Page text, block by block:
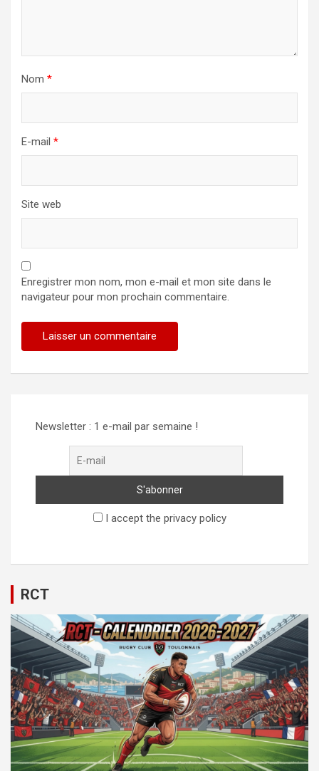
Nom *
E-mail *
Site web
Enregistrer mon nom, mon e-mail et mon site dans le
navigateur pour mon prochain commentaire.
Newsletter : 1 e-mail par semaine !
I accept the privacy policy
RCT